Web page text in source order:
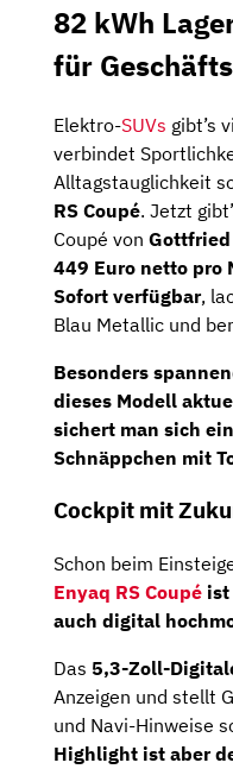
82 kWh
für
Elektro-SUVs gibt’s
verbindet
Alltagstauglichkeit
RS Coupé. Jetzt
Coupé von
449 Euro netto pro
Sofort verfügbar,
Blau Metallic und
Besonders
dieses Modell
sichert man sich
Schnäppchen mit
Cockpit mit
Schon beim
Enyaq RS Coupé ist
auch digital
Das 5,3-Zoll-
Anzeigen und stellt
und Navi-Hinweise
Highlight ist aber